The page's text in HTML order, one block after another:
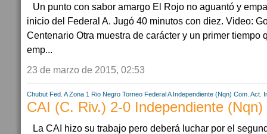
Un punto con sabor amargo El Rojo no aguantó y
inicio del Federal A. Jugó 40 minutos con diez. Video:
Centenario Otra muestra de carácter y un primer tiempo
emp...
23 de marzo de 2015, 02:53
Chubut Fed. A Zona 1 Rio Negro Torneo Federal A Independiente (Nqn) Com. Act.
CAI (C. Riv.) 2-0 Independiente (Nqn)
La CAI hizo su trabajo pero deberá luchar por el